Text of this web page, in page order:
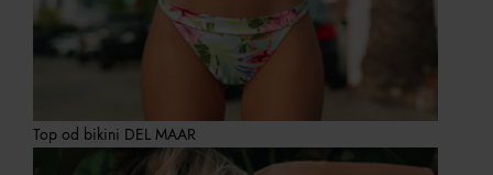
Top od bikini DEL MAAR